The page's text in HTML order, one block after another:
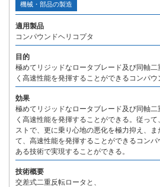
機械・部品の製造
適用製品
コンパウンドヘリコプタ
目的
極めてリジッドなロータブレード及び同軸
く高速性能を発揮することができるコンパウ
効果
極めてリジッドなロータブレード及び同軸
く高速性能を発揮することができる。従っ
ストで、更に乗り心地の悪化を極力抑え、ま
て、高速性能を発揮することができるコン
ある技術で実現することができる。
技術概要
交差式二重反転ロータと、